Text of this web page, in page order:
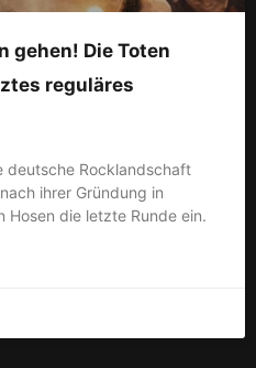
gehen! Die Toten
reguläres
deutsche Rocklandschaft
ihrer Gründung in
Hosen die letzte Runde ein.